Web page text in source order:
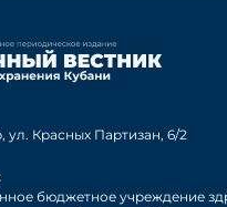
ул. Красных Партизан, 6/2
бюджетное учреждение